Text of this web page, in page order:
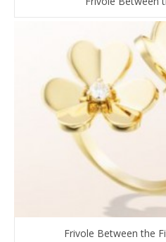
Frivole Between the